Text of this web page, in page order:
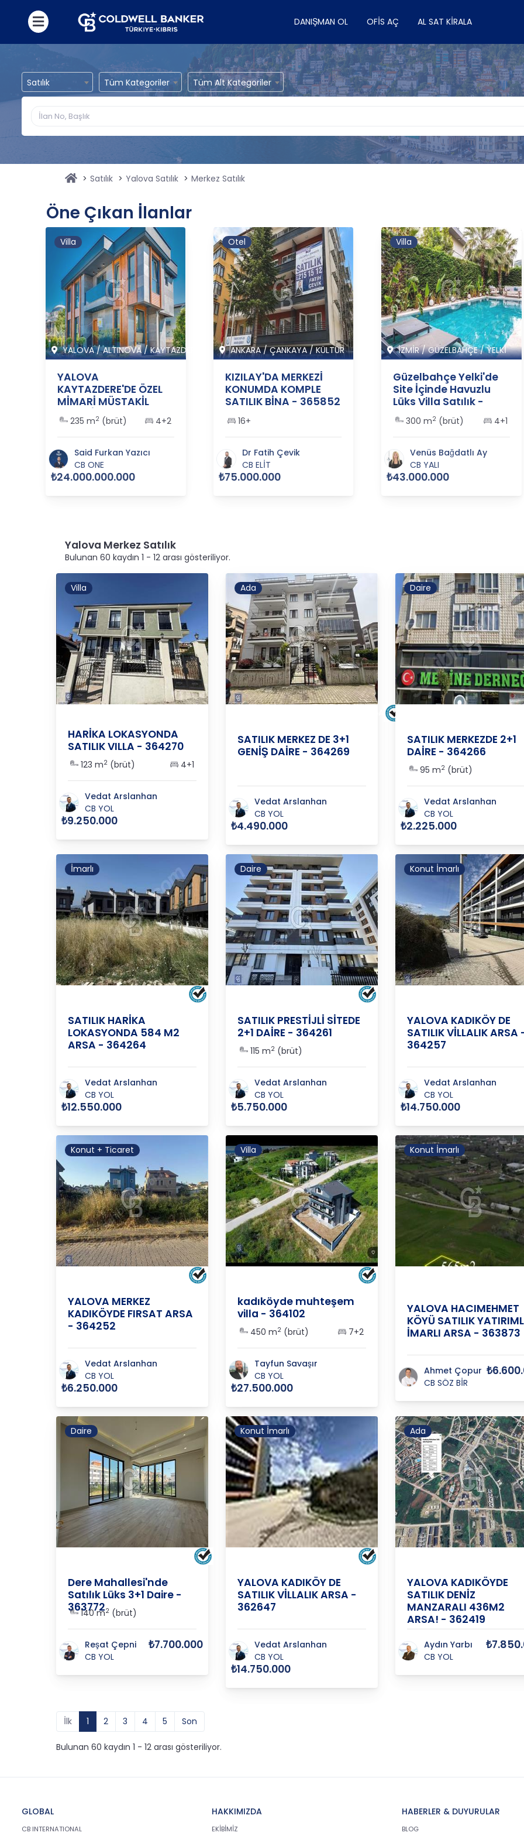
DANIŞMAN OL OFIS AÇ AL SAT KIRALA
Satılık Tüm Kategoriler Tüm Alt Kategoriler
Satılık Yalova Satılık Merkez Satılık
Öne Çıkan İlanlar
Villa
YALOVA/ALTINOVA/KAYTAZDERE K
YALOVA
KAYTAZDERE'DE ÖZEL
MİMARİ MÜSTAKİL
LÜKS VİLLA - 365917
235 m2(brüt) 4+2
Said Furkan Yazıcı
CB ONE
₺24.000.000.000
Otel
ANKARA/ÇANKAYA/KÜLTÜR
KIZILAY'DA MERKEZİ
KONUMDA KOMPLE
SATILIK BİNA - 365852
16+
Dr Fatih Çevik
CB ELİT
₺75.000.000
Villa
İZMİR/GÜZELBAHÇE/YELKİ
Güzelbahçe Yelki'de
Site İçinde Havuzlu
Lüks Villa Satılık -
365562
300 m2 (brüt) 4+1
Venüs Bağdatlı Ay
CB YALI
₺43.000.000
Yalova Merkez Satılık
Bulunan 60 kaydın 1 - 12 arası gösteriliyor.
Villa
HARİKA LOKASYONDA
SATILIK VILLA - 364270
123 m2 (brüt) 4+1
Vedat Arslanhan
CB YOL
₺9.250.000
Ada
SATILIK MERKEZ DE 3+1
GENİŞ DAİRE - 364269
Vedat Arslanhan
CB YOL
₺4.490.000
Daire
SATILIK MERKEZDE 2+1
DAİRE - 364266
95 m2(brüt)
Vedat Arslanhan
CB YOL
₺2.225.000
İmarlı
SATILIK HARİKA
LOKASYONDA 584 M2
ARSA - 364264
Vedat Arslanhan
CB YOL
₺12.550.000
Daire
SATILIK PRESTİJLİ SİTEDE
2+1 DAİRE - 364261
115 m2(brüt)
Vedat Arslanhan
CB YOL
₺5.750.000
Konut İmarlı
YALOVA KADIKÖY DE
SATILIK VİLLALIK ARSA
364257
Vedat Arslanhan
CB YOL
₺14.750.000
Konut + Ticaret
YALOVA MERKEZ
KADIKÖYDE FIRSAT ARSA
- 364252
Vedat Arslanhan
CB YOL
₺6.250.000
Villa
kadıköyde muhteşem
villa - 364102
450 m2(brüt) 7+2
Tayfun Savaşır
CB YOL
₺27.500.000
Konut İmarlı
YALOVA HACIMEHMET
KÖYÜ SATILIK
İMARLI ARSA - 363873
Ahmet Çopur
CB SÖZ BİR
Daire
Dere Mahallesi'nde
Satılık Lüks 3+1 Daire -
363772
140 m2 (brüt)
Reşat Çepni
CB YOL
₺7.700.000
Konut İmarlı
YALOVA KADIKÖY DE
SATILIK VİLLALIK ARSA -
362647
Vedat Arslanhan
CB YOL
₺14.750.000
Ada
YALOVA KADIKÖYDE
SATILIK DENİZ
MANZARALI 436M2
ARSA! - 362419
Aydın Yarbı
CB YOL
İlk 1 2 3 4 5 Son
Bulunan 60 kaydın 1 - 12 arası gösteriliyor.
GLOBAL
CB INTERNATIONAL
HAKKIMIZDA
EKİBİMİZ
HABERLER & DUYURULAR
BLOG